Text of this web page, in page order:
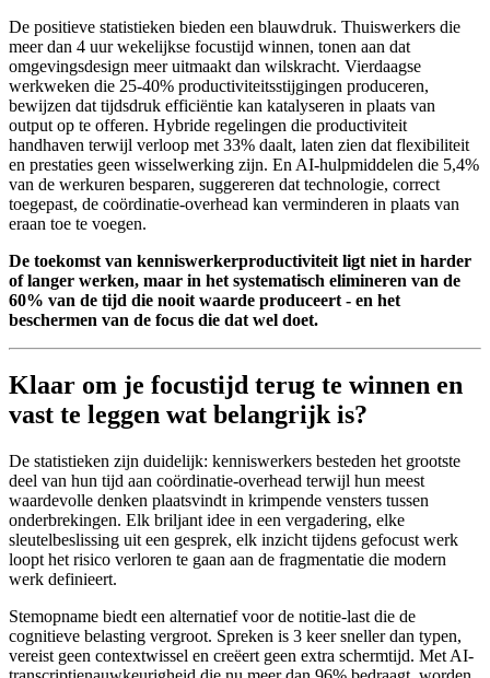
De positieve statistieken bieden een blauwdruk. Thuiswerkers die
meer dan 4 uur wekelijkse focustijd winnen, tonen aan dat
omgevingsdesign meer uitmaakt dan wilskracht. Vierdaagse
werkweken die 25-40% productiviteitsstijgingen produceren,
bewijzen dat tijdsdruk efficiëntie kan katalyseren in plaats van
output op te offeren. Hybride regelingen die productiviteit
handhaven terwijl verloop met 33% daalt, laten zien dat flexibiliteit
en prestaties geen wisselwerking zijn. En AI-hulpmiddelen die 5,4%
van de werkuren besparen, suggereren dat technologie, correct
toegepast, de coördinatie-overhead kan verminderen in plaats van
eraan toe te voegen.
De toekomst van kenniswerkerproductiviteit ligt niet in harder
of langer werken, maar in het systematisch elimineren van de
60% van de tijd die nooit waarde produceert - en het
beschermen van de focus die dat wel doet.
Klaar om je focustijd terug te winnen en
vast te leggen wat belangrijk is?
De statistieken zijn duidelijk: kenniswerkers besteden het grootste
deel van hun tijd aan coördinatie-overhead terwijl hun meest
waardevolle denken plaatsvindt in krimpende vensters tussen
onderbrekingen. Elk briljant idee in een vergadering, elke
sleutelbeslissing uit een gesprek, elk inzicht tijdens gefocust werk
loopt het risico verloren te gaan aan de fragmentatie die modern
werk definieert.
Stemopname biedt een alternatief voor de notitie-last die de
cognitieve belasting vergroot. Spreken is 3 keer sneller dan typen,
vereist geen contextwissel en creëert geen extra schermtijd. Met AI-